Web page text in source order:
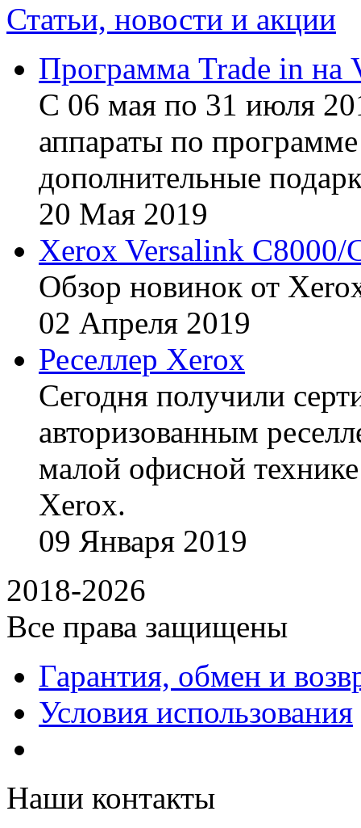
Статьи, новости и акции
Программа Trade in на
С 06 мая по 31 июля
аппараты по
дополнительные
20 Мая 2019
Xerox Versalink C8000/
Обзор новинок от
02 Апреля 2019
Реселлер Xerox
Сегодня получили
авторизованным
малой офисной
Xerox.
09 Января 2019
2018-2026
Все права защищены
Гарантия, обмен и
Условия использования
Наши контакты